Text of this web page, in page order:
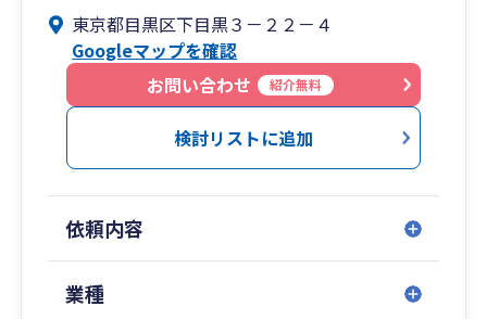
若手起業家の方は、質問に対する対応の早さや効
率化を重視する方が多いため、クライアントとの
やり取りは電話・メール以外にもLINE、ZOOM、
チャットワーク等を取り入れております。
東京都目黒区下目黒３－２２－４
Googleマップを確認
お問い合わせ
紹介無料
検討リストに追加
依頼内容
業種